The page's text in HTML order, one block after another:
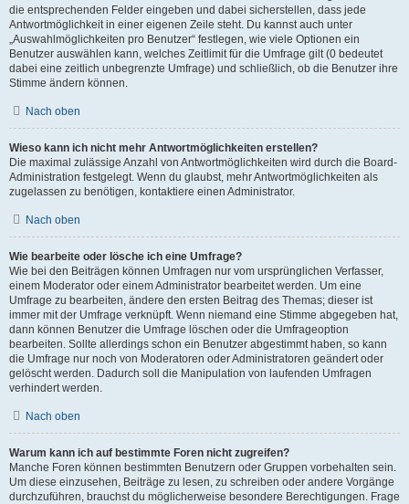
die entsprechenden Felder eingeben und dabei sicherstellen, dass jede
Antwortmöglichkeit in einer eigenen Zeile steht. Du kannst auch unter
„Auswahlmöglichkeiten pro Benutzer“ festlegen, wie viele Optionen ein
Benutzer auswählen kann, welches Zeitlimit für die Umfrage gilt (0 bedeutet
dabei eine zeitlich unbegrenzte Umfrage) und schließlich, ob die Benutzer ihre
Stimme ändern können.
Nach oben
Wieso kann ich nicht mehr Antwortmöglichkeiten erstellen?
Die maximal zulässige Anzahl von Antwortmöglichkeiten wird durch die Board-
Administration festgelegt. Wenn du glaubst, mehr Antwortmöglichkeiten als
zugelassen zu benötigen, kontaktiere einen Administrator.
Nach oben
Wie bearbeite oder lösche ich eine Umfrage?
Wie bei den Beiträgen können Umfragen nur vom ursprünglichen Verfasser,
einem Moderator oder einem Administrator bearbeitet werden. Um eine
Umfrage zu bearbeiten, ändere den ersten Beitrag des Themas; dieser ist
immer mit der Umfrage verknüpft. Wenn niemand eine Stimme abgegeben hat,
dann können Benutzer die Umfrage löschen oder die Umfrageoption
bearbeiten. Sollte allerdings schon ein Benutzer abgestimmt haben, so kann
die Umfrage nur noch von Moderatoren oder Administratoren geändert oder
gelöscht werden. Dadurch soll die Manipulation von laufenden Umfragen
verhindert werden.
Nach oben
Warum kann ich auf bestimmte Foren nicht zugreifen?
Manche Foren können bestimmten Benutzern oder Gruppen vorbehalten sein.
Um diese einzusehen, Beiträge zu lesen, zu schreiben oder andere Vorgänge
durchzuführen, brauchst du möglicherweise besondere Berechtigungen. Frage